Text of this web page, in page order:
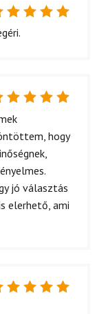
/ 5
hogy
jó választás
elerhető, ami